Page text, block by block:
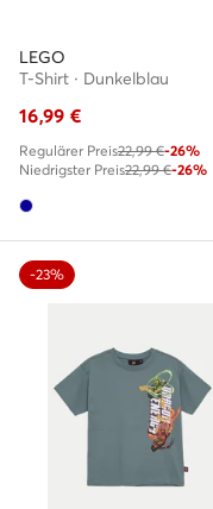
LEGO
T-Shirt · Dunkelblau
16,99 €
Regulärer Preis22,99 €-26%
Niedrigster Preis22,99 €-26%
-23%